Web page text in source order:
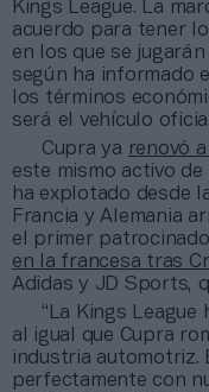
Kings League. La
acuerdo para tener
en los que se jugarán
según ha informado
los términos
será el vehículo
Cupra ya renovó
este mismo activo de
ha explotado desde
Francia y Alemania
el primer
en la francesa tras
Adidas y JD Sports,
“La Kings
al igual que Cupra
industria automotriz.
perfectamente con